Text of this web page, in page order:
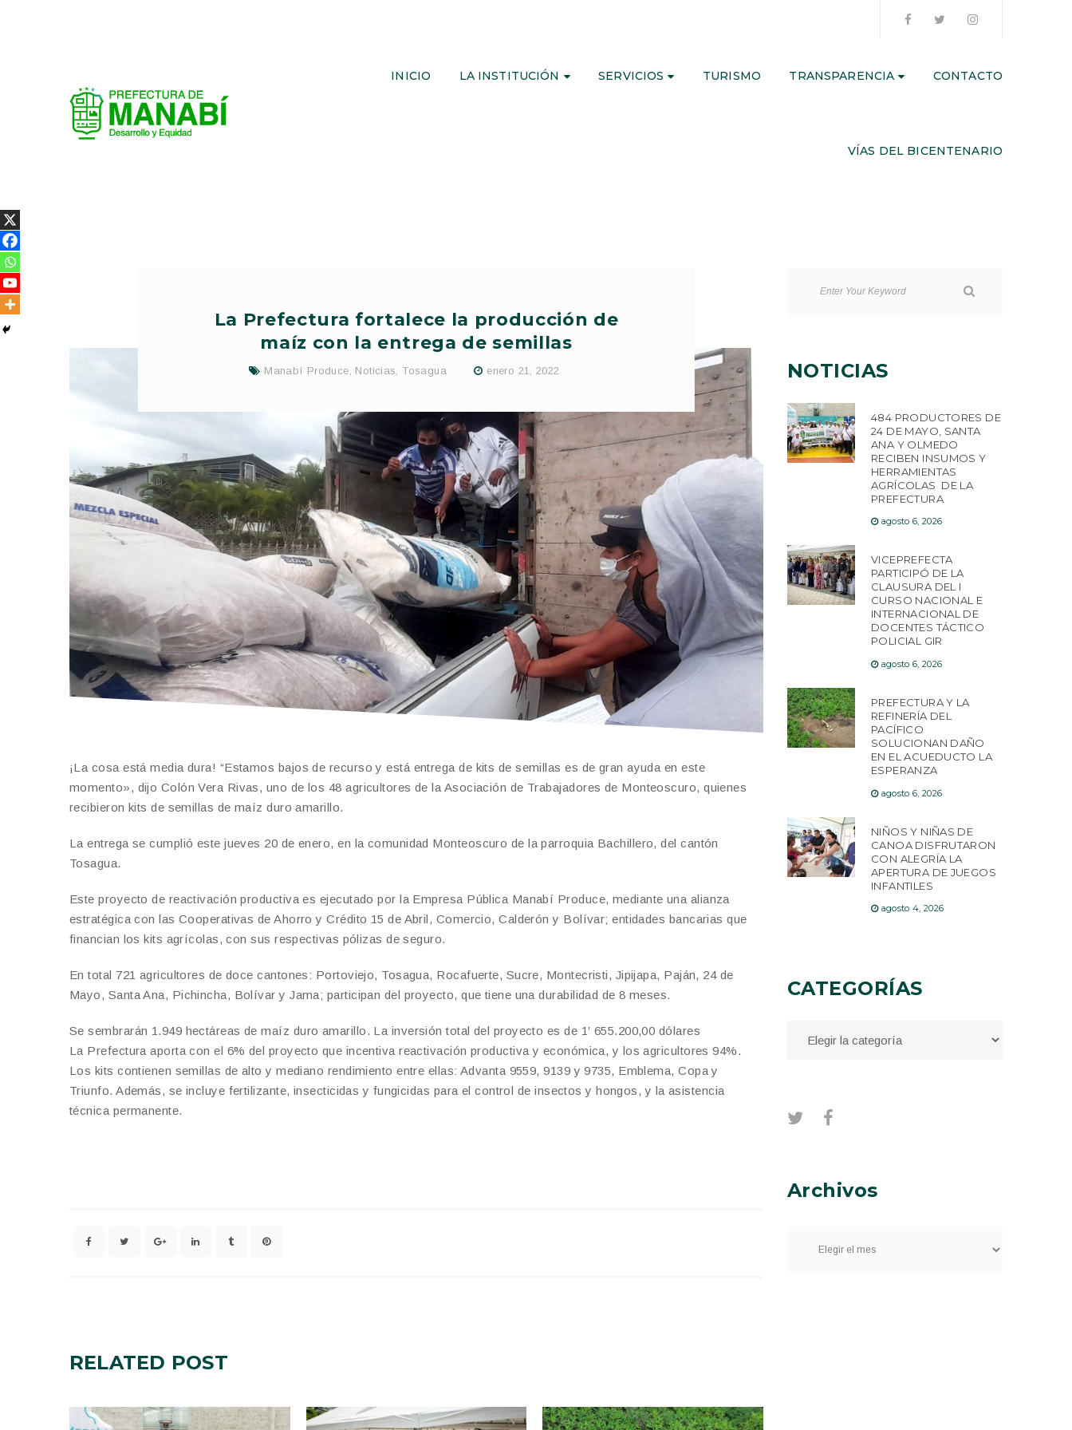
INICIO LA INSTITUCIÓN SERVICIOS TURISMO TRANSPARENCIA CONTACTO
VÍAS DEL BICENTENARIO
La Prefectura fortalece la producción de
maíz con la entrega de semillas
Manabí Produce, Noticias, Tosagua enero 21, 2022
¡La cosa está media dura! “Estamos bajos de recurso y está entrega de kits de semillas es de gran ayuda en este
momento», dijo Colón Vera Rivas, uno de los 48 agricultores de la Asociación de Trabajadores de Monteoscuro, quienes
recibieron kits de semillas de maíz duro amarillo.
La entrega se cumplió este jueves 20 de enero, en la comunidad Monteoscuro de la parroquia Bachillero, del cantón
Tosagua.
Este proyecto de reactivación productiva es ejecutado por la Empresa Pública Manabí Produce, mediante una alianza
estratégica con las Cooperativas de Ahorro y Crédito 15 de Abril, Comercio, Calderón y Bolívar; entidades bancarias que
financian los kits agrícolas, con sus respectivas pólizas de seguro.
En total 721 agricultores de doce cantones: Portoviejo, Tosagua, Rocafuerte, Sucre, Montecristi, Jipijapa, Paján, 24 de
Mayo, Santa Ana, Pichincha, Bolívar y Jama; participan del proyecto, que tiene una durabilidad de 8 meses.
Se sembrarán 1.949 hectáreas de maíz duro amarillo. La inversión total del proyecto es de 1′ 655.200,00 dólares
La Prefectura aporta con el 6% del proyecto que incentiva reactivación productiva y económica, y los agricultores 94%.
Los kits contienen semillas de alto y mediano rendimiento entre ellas: Advanta 9559, 9139 y 9735, Emblema, Copa y
Triunfo. Además, se incluye fertilizante, insecticidas y fungicidas para el control de insectos y hongos, y la asistencia
técnica permanente.
RELATED POST
NOTICIAS
484 PRODUCTORES DE
24 DE MAYO, SANTA
ANA Y OLMEDO
RECIBEN INSUMOS Y
HERRAMIENTAS
AGRÍCOLAS DE LA
PREFECTURA
agosto 6, 2026
VICEPREFECTA
PARTICIPÓ DE LA
CLAUSURA DEL I
CURSO NACIONAL E
INTERNACIONAL DE
DOCENTES TÁCTICO
POLICIAL GIR
agosto 6, 2026
PREFECTURA Y LA
REFINERÍA DEL
PACÍFICO
SOLUCIONAN DAÑO
EN EL ACUEDUCTO LA
ESPERANZA
agosto 6, 2026
NIÑOS Y NIÑAS DE
CANOA DISFRUTARON
CON ALEGRÍA LA
APERTURA DE JUEGOS
INFANTILES
agosto 4, 2026
CATEGORÍAS
Archivos